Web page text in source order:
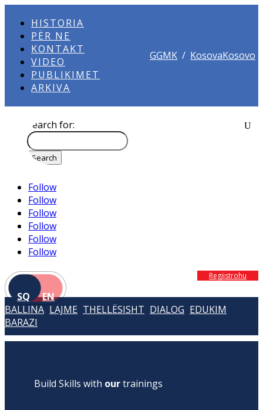
HISTORIA
PËR NE
KONTAKT
VIDEO
PUBLIKIMET
ARKIVA
GGMK / KosovaKosovo
Search for:
Follow
Follow
Follow
Follow
Follow
Follow
SQ EN
Regjistrohu
BALLINA LAJME THELLËSISHT DIALOG EDUKIM
BARAZI
Build Skills with ourtrainings